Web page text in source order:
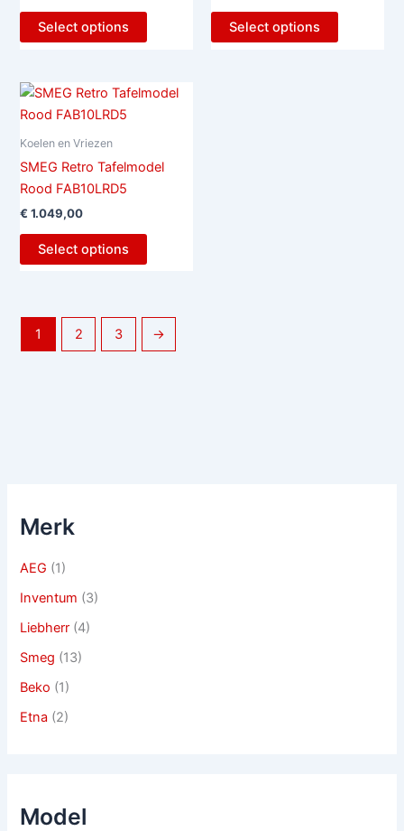
Select options Select options
Koelen en Vriezen
SMEG Retro Tafelmodel
Rood FAB10LRD5
€ 1.049,00
Select options
1 2 3 →
Merk
AEG (1)
Inventum (3)
Liebherr (4)
Smeg (13)
Beko (1)
Etna (2)
Model